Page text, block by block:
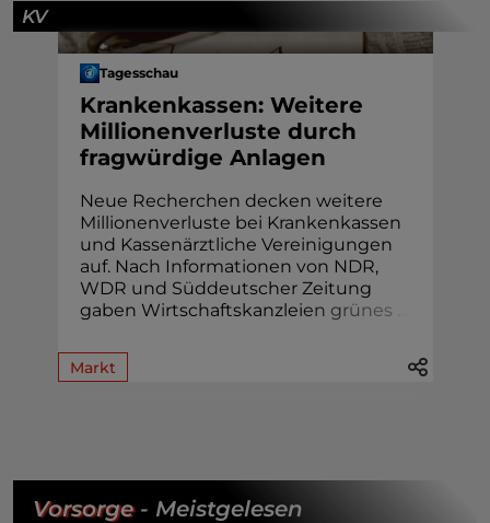
KV
Tagesschau
Krankenkassen: Weitere
Millionenverluste durch
fragwürdige Anlagen
Neue Recherchen decken weitere
Millionenverluste bei Krankenkassen
und Kassenärztliche Vereinigungen
auf. Nach Informationen von NDR,
WDR und Süddeutscher Zeitung
gaben Wirtschaftskanzleien grünes
Markt
Vorsorge- Meistgelesen